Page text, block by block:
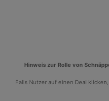
Hinweis zur Rolle von
Falls Nutzer auf einen Deal